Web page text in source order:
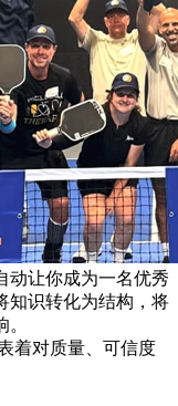
动让你成为一名优秀
识转化为结构，将
着对质量、可信度